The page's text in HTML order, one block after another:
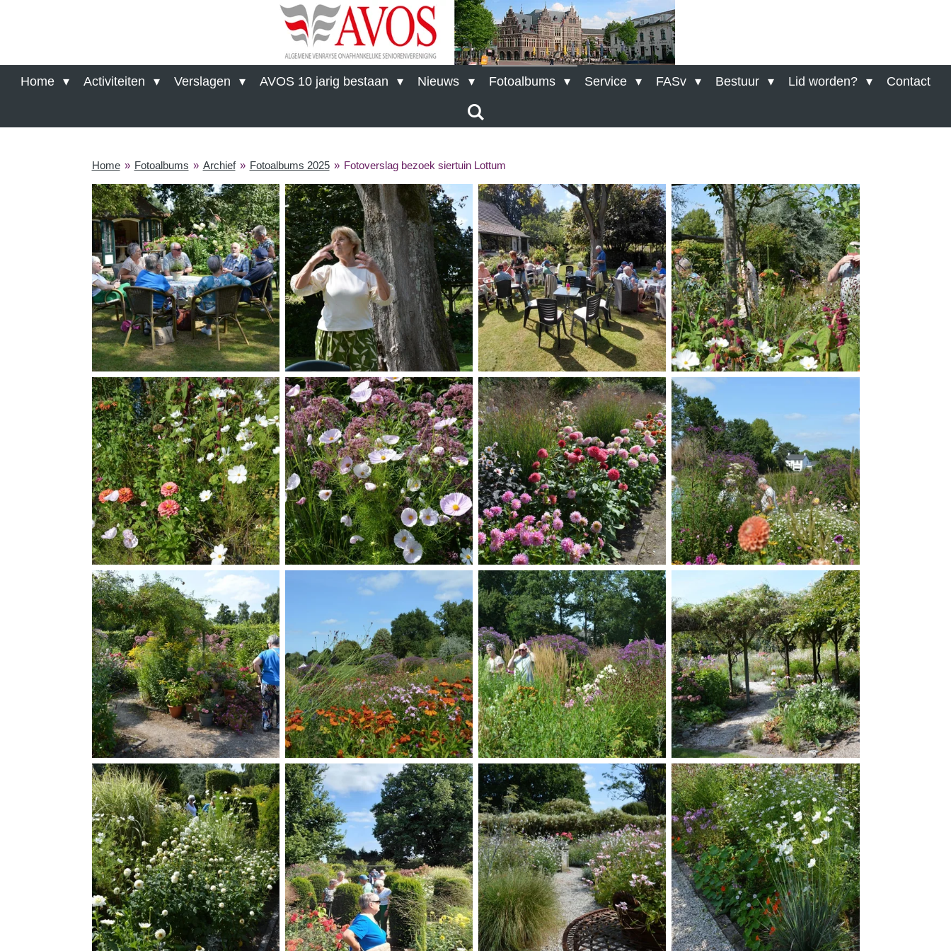
hoofdinhoud
Home Activiteiten Verslagen AVOS 10 jarig bestaan Nieuws Fotoalbums Service FASv Bestuur Lid worden? Contact
Home » Fotoalbums » Archief » Fotoalbums 2025 » Fotoverslag bezoek siertuin Lottum